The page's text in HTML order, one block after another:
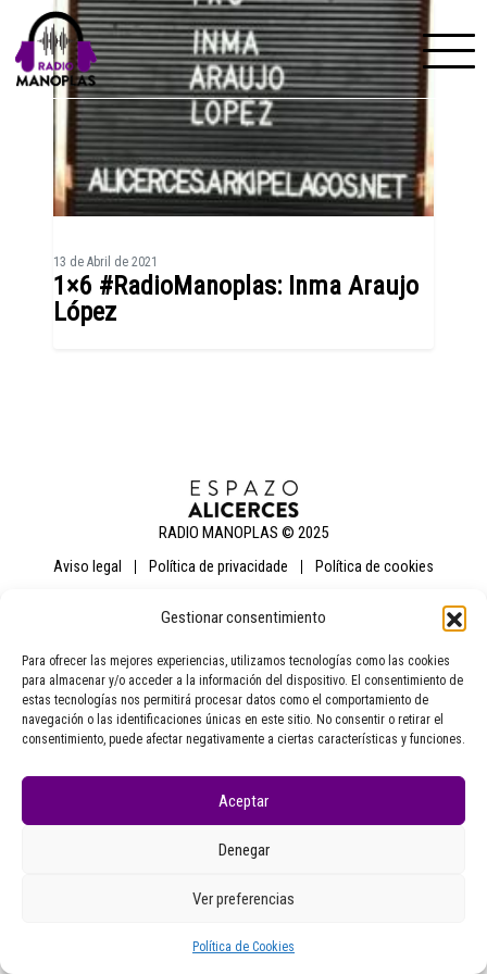
Gestionar consentimiento
Para ofrecer las mejores experiencias, utilizamos tecnologías como las cookies
para almacenar y/o acceder a la información del dispositivo. El consentimiento de
estas tecnologías nos permitirá procesar datos como el comportamiento de
navegación o las identificaciones únicas en este sitio. No consentir o retirar el
consentimiento, puede afectar negativamente a ciertas características y funciones.
Aceptar
Denegar
Ver preferencias
Política de Cookies
Skip to content
13 de Abril de 2021
1×6 #RadioManoplas: Inma Araujo
López
RADIO MANOPLAS © 2025
aviso legal política de privacidade política de cookies